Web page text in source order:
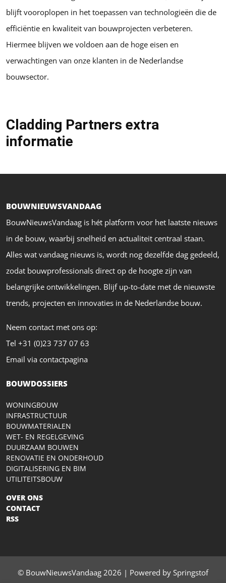
blijft vooroplopen in het toepassen van technologieën die de
efficiëntie en kwaliteit van bouwprojecten verbeteren.
Hiermee blijven we voldoen aan de hoge eisen en
verwachtingen van onze klanten in de Nederlandse
bouwsector.
Cladding Partners extra
informatie
BOUWNIEUWSVANDAAG
BouwNieuwsVandaag is hét platform voor het laatste nieuws
in de bouw, waarbij snelheid en actualiteit centraal staan.
Alles wat vandaag nieuws is, wordt nog dezelfde dag gedeeld,
zodat bouwprofessionals direct op de hoogte zijn van
belangrijke ontwikkelingen. Blijf up-to-date met de nieuwste
trends, projecten en innovaties in de Nederlandse bouw.
Neem contact met ons op:
Tel +31 (0)23 737 07 63
Email via contactpagina
BOUWDOSSIERS
WONINGBOUW
INFRASTRUCTUUR
BOUWMATERIALEN
WET- EN REGELGEVING
DUURZAAM BOUWEN
RENOVATIE EN ONDERHOUD
DIGITALISERING EN BIM
UTILITEITSBOUW
OVER ONS
CONTACT
RSS
© BouwNieuwsVandaag 2026 | Powered by Springstof